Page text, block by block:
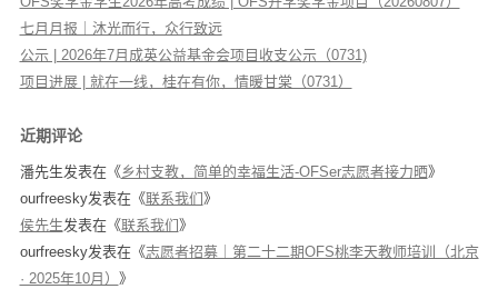
七月月报｜沐光而行，众行致远
公示 | 2026年7月成英公益基金会项目收支公示（0731)
项目进展 | 就在一线，桂在有你，情暖甘棠（0731）
近期评论
潘先生发表在《乡村支教，简单的幸福生活-OFSer志愿者接力晒》
ourfreesky发表在《联系我们 》
侯先生发表在《联系我们 》
ourfreesky发表在《志愿者招募｜第二十二期OFS桃李天教师培训（北京
· 2025年10月） 》